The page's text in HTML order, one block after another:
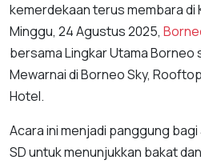
kemerdekaan terus membara di
Minggu, 24 Agustus 2025,
bersama Lingkar Utama
Mewarnai di Borneo Sky,
Hotel.
Acara ini menjadi panggung bagi
SD untuk menunjukkan bakat